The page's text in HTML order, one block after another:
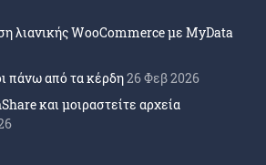
λιανικής WooCommerce με MyData
πάνω από τα κέρδη26 Φεβ 2026
και μοιραστείτε αρχεία